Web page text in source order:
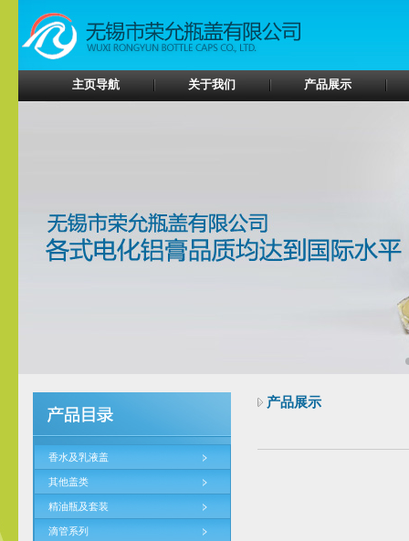
主页导航 关于我们 产品展示
香水及乳液盖
其他盖类
精油瓶及套装
滴管系列
产品展示